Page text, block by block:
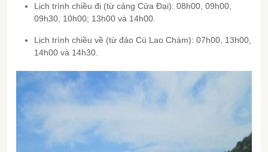
Lịch trình chiều đi (từ cảng Cửa Đại): 08h00, 09h00,
09h30, 10h00; 13h00 và 14h00.
Lịch trình chiều về (từ đảo Cù Lao Chàm): 07h00, 13h00,
14h00 và 14h30.